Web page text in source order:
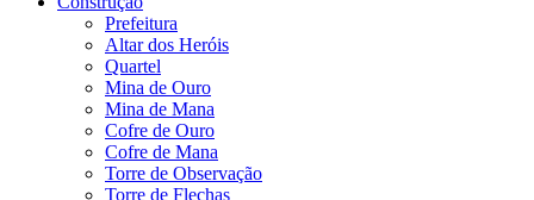
Prefeitura
Altar dos Heróis
Quartel
Mina de Ouro
Mina de Mana
Cofre de Ouro
Cofre de Mana
Torre de Observação
Torre de Flechas